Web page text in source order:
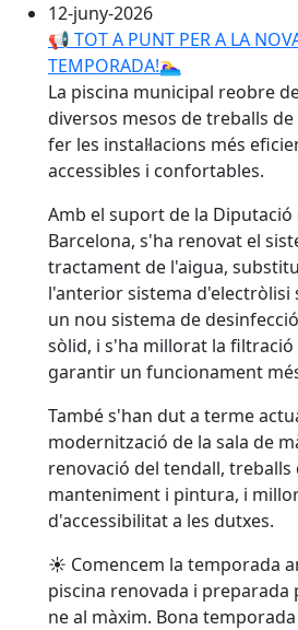
12-juny-2026
📢 TOT A PUNT PER A LA
TEMPORADA!🏊‍♀️
La piscina municipal reobre
diversos mesos de treballs
fer les instal·lacions més
accessibles i confortables.
Amb el suport de la Diputació
Barcelona, s'ha renovat el
tractament de l'aigua,
l'anterior sistema d'electròlisi
un nou sistema de
sòlid, i s'ha millorat la
garantir un funcionament
També s'han dut a terme
modernització de la sala de
renovació del tendall, treballs
manteniment i pintura, i
d'accessibilitat a les dutxes.
☀ Comencem la temporada
piscina renovada i preparada
ne al màxim. Bona